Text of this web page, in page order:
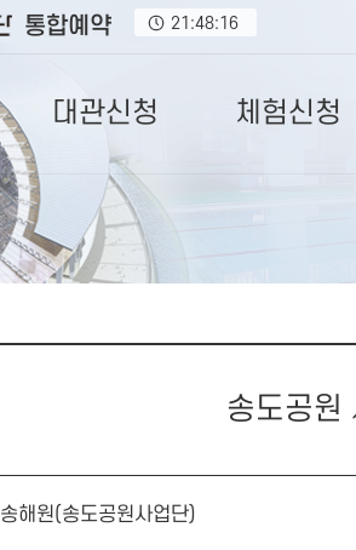
통합예약 21:48:17
대관신청 체험신청
송도공원
송해원(송도공원사업단)